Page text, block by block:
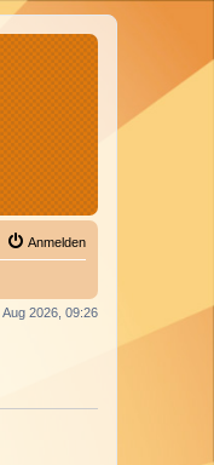
Anmelden
2026, 09:26